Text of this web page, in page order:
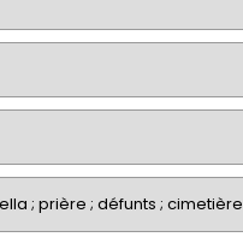
; prière ; défunts ; cimetière